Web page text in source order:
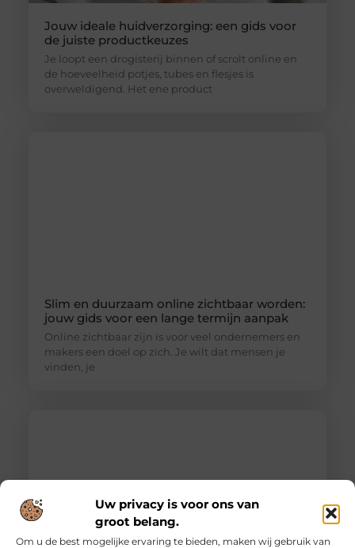
Uw privacy is voor ons van
groot belang.
Om u de best mogelijke ervaring te bieden, maken wij gebruik van
Jouw ideale huidverzorging: een gids voor
de juiste productkeuzes
Je loopt een drogisterij binnen of scrolt online en
de hoeveelheid potjes, tubes en flesjes is
overweldigend. Het ene product
Slim en duurzaam online zichtbaar worden:
jouw gids voor een lange termijn aanpak
Online zichtbaar zijn is voor veel ondernemers en
makers een doel op zich. Je wilt dat mensen je
vinden, je